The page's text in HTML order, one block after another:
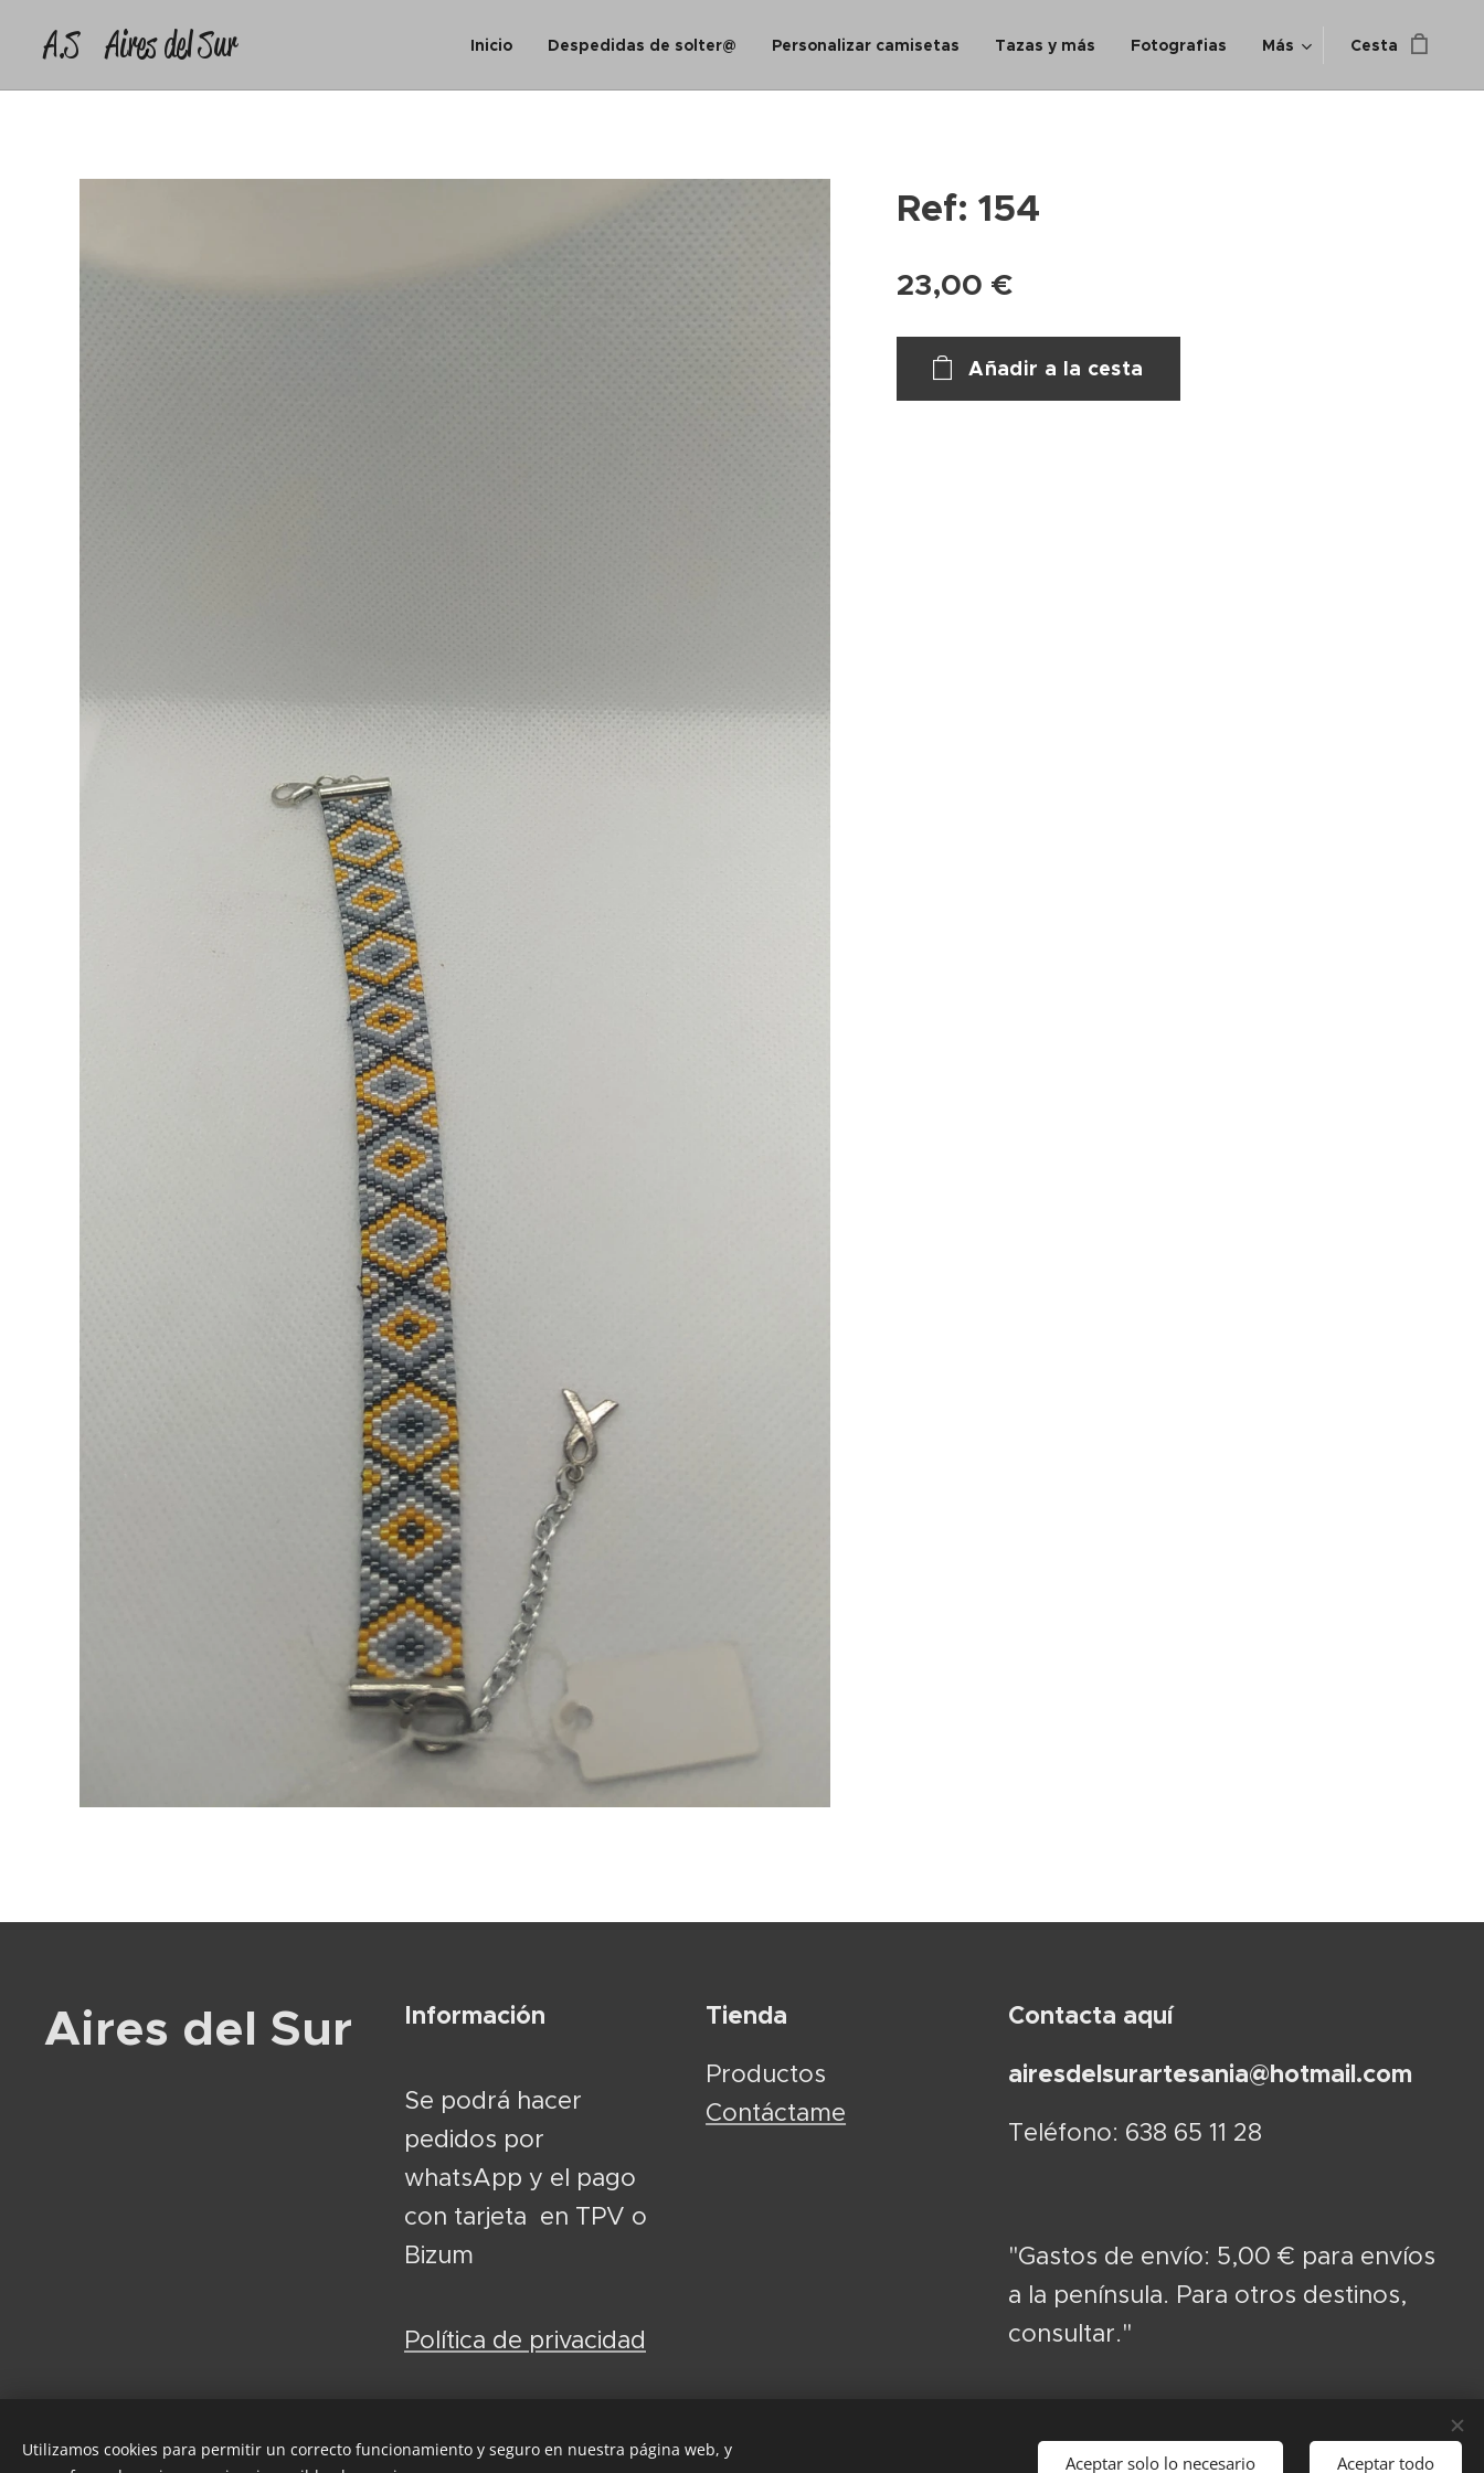
A.S Aires del Sur Inicio Despedidas de solter@ Personalizar camisetas Tazas y más Fotografias Más Cesta
Ref: 154
23,00 €
Añadir a la cesta
Aires del Sur Información
Se podrá hacer
pedidos por
whatsApp y el pago
con tarjeta en TPV o
Bizum
Política de privacidad
Tienda
Productos
Contáctame
Contacta aquí
airesdelsurartesania@hotmail.com
Teléfono: 638 65 11 28
"Gastos de envío: 5,00 € para envíos
a la península. Para otros destinos,
consultar."
Utilizamos cookies para permitir un correcto funcionamiento y seguro en nuestra página web, y
Aceptar solo lo necesario Aceptar todo